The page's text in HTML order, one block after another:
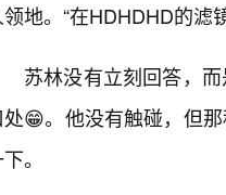
领地。“在HDHDHD的滤
苏林没有立刻回答，
处😁。他没有触碰，但
。